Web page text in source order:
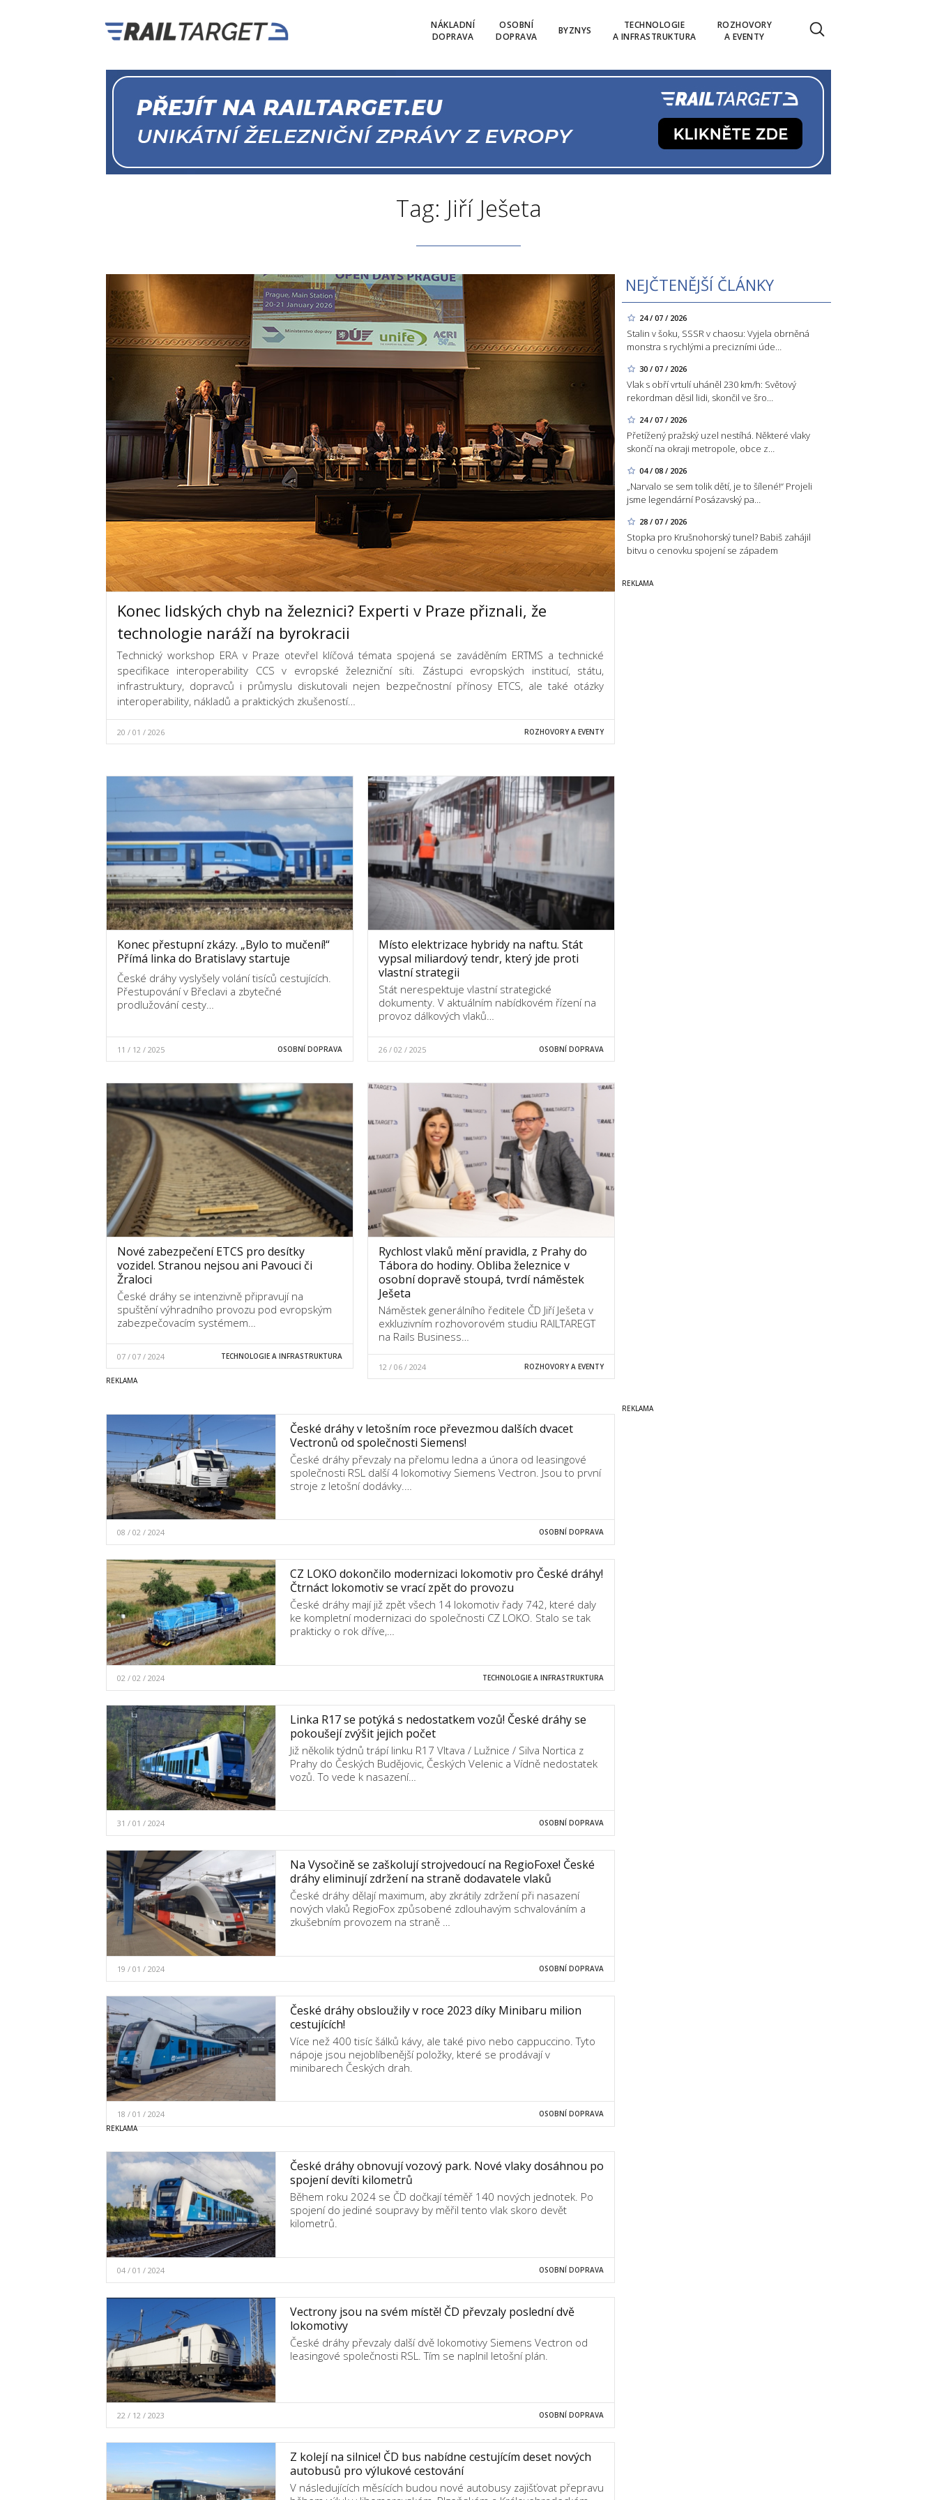
NÁKLADNÍ
DOPRAVA
OSOBNÍ
DOPRAVA
BYZNYS
TECHNOLOGIE
A INFRASTRUKTURA
ROZHOVORY
A EVENTY
Tag: Jiří Ješeta
NEJČTENĚJŠÍ ČLÁNKY
24 / 07 / 2026
Stalin v šoku, SSSR v chaosu: Vyjela obrněná
monstra s rychlými a precizními úde…
30 / 07 / 2026
Vlak s obří vrtulí uháněl 230 km/h: Světový
rekordman děsil lidi, skončil ve šro…
24 / 07 / 2026
Přetížený pražský uzel nestíhá. Některé vlaky
skončí na okraji metropole, obce z…
04 / 08 / 2026
„Narvalo se sem tolik dětí, je to šílené!“ Projeli
jsme legendární Posázavský pa…
28 / 07 / 2026
Stopka pro Krušnohorský tunel? Babiš zahájil
bitvu o cenovku spojení se západem
Konec lidských chyb na železnici? Experti v Praze přiznali, že
technologie naráží na byrokracii
Technický workshop ERA v Praze otevřel klíčová témata spojená se zaváděním ERTMS a technické
specifikace interoperability CCS v evropské železniční síti. Zástupci evropských institucí, státu,
infrastruktury, dopravců i průmyslu diskutovali nejen bezpečnostní přínosy ETCS, ale také otázky
interoperability, nákladů a praktických zkušeností…
20 / 01 / 2026 ROZHOVORY A EVENTY
Konec přestupní zkázy. „Bylo to mučení!“
Přímá linka do Bratislavy startuje
České dráhy vyslyšely volání tisíců cestujících.
Přestupování v Břeclavi a zbytečné
prodlužování cesty…
11 / 12 / 2025 OSOBNÍ DOPRAVA
Místo elektrizace hybridy na naftu. Stát
vypsal miliardový tendr, který jde proti
vlastní strategii
Stát nerespektuje vlastní strategické
dokumenty. V aktuálním nabídkovém řízení na
provoz dálkových vlaků…
26 / 02 / 2025 OSOBNÍ DOPRAVA
Nové zabezpečení ETCS pro desítky
vozidel. Stranou nejsou ani Pavouci či
Žraloci
České dráhy se intenzivně připravují na
spuštění výhradního provozu pod evropským
zabezpečovacím systémem…
07 / 07 / 2024 TECHNOLOGIE A INFRASTRUKTURA
Rychlost vlaků mění pravidla, z Prahy do
Tábora do hodiny. Obliba železnice v
osobní dopravě stoupá, tvrdí náměstek
Ješeta
Náměstek generálního ředitele ČD Jiří Ješeta v
exkluzivním rozhovorovém studiu RAILTAREGT
na Rails Business…
12 / 06 / 2024 ROZHOVORY A EVENTY
České dráhy v letošním roce převezmou dalších dvacet
Vectronů od společnosti Siemens!
České dráhy převzaly na přelomu ledna a února od leasingové
společnosti RSL další 4 lokomotivy Siemens Vectron. Jsou to první
stroje z letošní dodávky.…
08 / 02 / 2024 OSOBNÍ DOPRAVA
CZ LOKO dokončilo modernizaci lokomotiv pro České dráhy!
Čtrnáct lokomotiv se vrací zpět do provozu
České dráhy mají již zpět všech 14 lokomotiv řady 742, které daly
ke kompletní modernizaci do společnosti CZ LOKO. Stalo se tak
prakticky o rok dříve,…
02 / 02 / 2024 TECHNOLOGIE A INFRASTRUKTURA
Linka R17 se potýká s nedostatkem vozů! České dráhy se
pokoušejí zvýšit jejich počet
Již několik týdnů trápí linku R17 Vltava / Lužnice / Silva Nortica z
Prahy do Českých Budějovic, Českých Velenic a Vídně nedostatek
vozů. To vede k nasazení…
31 / 01 / 2024 OSOBNÍ DOPRAVA
Na Vysočině se zaškolují strojvedoucí na RegioFoxe! České
dráhy eliminují zdržení na straně dodavatele vlaků
České dráhy dělají maximum, aby zkrátily zdržení při nasazení
nových vlaků RegioFox způsobené zdlouhavým schvalováním a
zkušebním provozem na straně …
19 / 01 / 2024 OSOBNÍ DOPRAVA
České dráhy obsloužily v roce 2023 díky Minibaru milion
cestujících!
Více než 400 tisíc šálků kávy, ale také pivo nebo cappuccino. Tyto
nápoje jsou nejoblíbenější položky, které se prodávají v
minibarech Českých drah.
18 / 01 / 2024 OSOBNÍ DOPRAVA
České dráhy obnovují vozový park. Nové vlaky dosáhnou po
spojení devíti kilometrů
Během roku 2024 se ČD dočkají téměř 140 nových jednotek. Po
spojení do jediné soupravy by měřil tento vlak skoro devět
kilometrů.
04 / 01 / 2024 OSOBNÍ DOPRAVA
Vectrony jsou na svém místě! ČD převzaly poslední dvě
lokomotivy
České dráhy převzaly další dvě lokomotivy Siemens Vectron od
leasingové společnosti RSL. Tím se naplnil letošní plán.
22 / 12 / 2023 OSOBNÍ DOPRAVA
Z kolejí na silnice! ČD bus nabídne cestujícím deset nových
autobusů pro výlukové cestování
V následujících měsících budou nové autobusy zajišťovat přepravu